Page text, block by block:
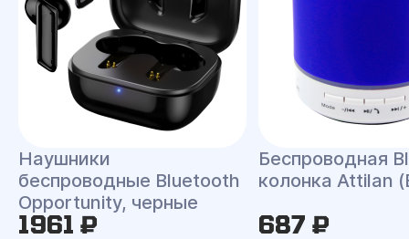
Наушники
беспроводные Bluetooth
Opportunity, черные
1961 ₽
Беспроводная
колонка Attilan
687 ₽